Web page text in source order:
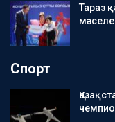
Тараз
Спорт